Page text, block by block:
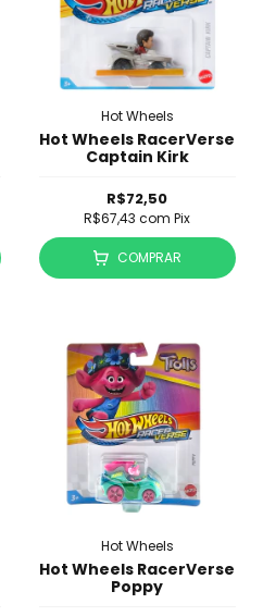
Hot Wheels
Hot Wheels RacerVerse
Captain Kirk
R$72,50
R$67,43com Pix
COMPRAR
Hot Wheels
Hot Wheels RacerVerse
Poppy